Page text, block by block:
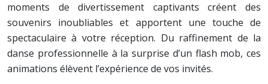
moments de divertissement captivants créent des
souvenirs inoubliables et apportent une touche de
spectaculaire à votre réception. Du raffinement de la
danse professionnelle à la surprise d’un flash mob, ces
animations élèvent l’expérience de vos invités.